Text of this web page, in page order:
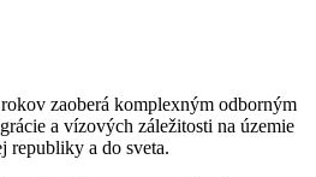
zaoberá komplexným odborným
a vízových záležitosti na územie
republiky a do sveta.